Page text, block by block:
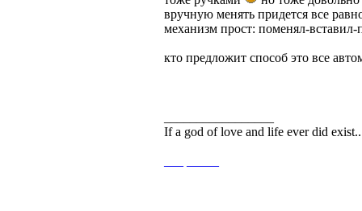
вручную менять придется все
механизм прост: поменял-вставил-
кто предложит способ это все
If a god of love and life ever did